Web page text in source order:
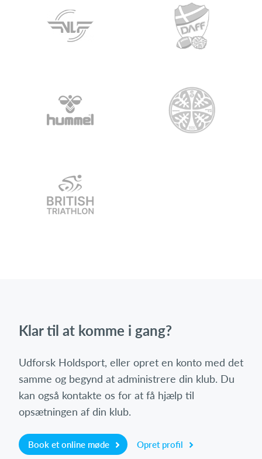
Klar til at komme i gang?
Udforsk Holdsport, eller opret en konto med det
samme og begynd at administrere din klub. Du
kan også kontakte os for at få hjælp til
opsætningen af din klub.
Book et online møde Opret profil